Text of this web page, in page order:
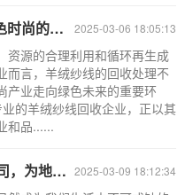
2025-03-06 18:05:13
作伙伴》
资源的合理利用和循环再生成
而言，羊绒纱线的回收处理不
产业走向绿色未来的重要环
的羊绒纱线回收企业，正以其
和品......
2025-03-09 18:12:34
时尚力量》